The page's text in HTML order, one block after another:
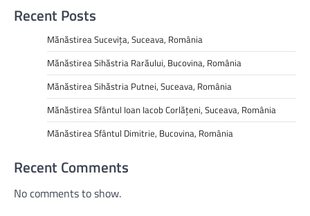
Recent Posts
Mănăstirea Sucevița, Suceava, România
Mănăstirea Sihăstria Rarăului, Bucovina, România
Mănăstirea Sihăstria Putnei, Suceava, România
Mănăstirea Sfântul Ioan Iacob Corlățeni, Suceava, România
Mănăstirea Sfântul Dimitrie, Bucovina, România
Recent Comments
No comments to show.